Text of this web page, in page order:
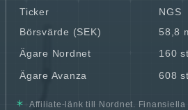
Ticker
NGS
Börsvärde (SEK)
58,8
Ägare Nordnet
160 st
Ägare Avanza 608 st
Affiliate-länk till Nordnet. Finansiella